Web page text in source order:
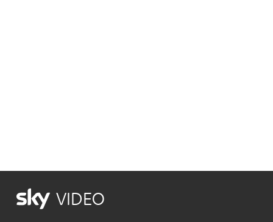
VIDEO